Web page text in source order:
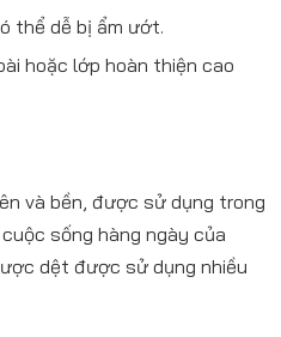
thể dễ bị ẩm ướt.
hoặc lớp hoàn thiện cao
và bền, được sử dụng trong
sống hàng ngày của
dệt được sử dụng nhiều